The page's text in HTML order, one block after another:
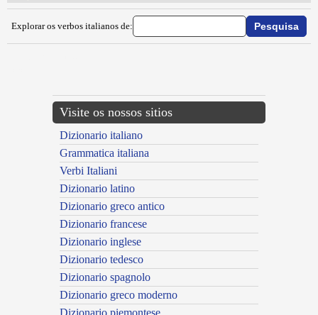
Explorar os verbos italianos de:
Visite os nossos sitios
Dizionario italiano
Grammatica italiana
Verbi Italiani
Dizionario latino
Dizionario greco antico
Dizionario francese
Dizionario inglese
Dizionario tedesco
Dizionario spagnolo
Dizionario greco moderno
Dizionario piemontese